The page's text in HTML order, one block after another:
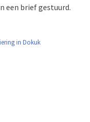
een brief gestuurd.
in Dokuk